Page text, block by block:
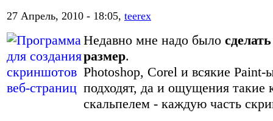
27 Апрель, 2010 - 18:05, teerex
Недавно мне надо было
размер.
Photoshop, Corel и всякие Paint-
подходят, да и ощущения такие
скальпелем - каждую часть